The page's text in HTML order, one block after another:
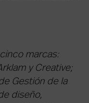
marcas:
y Creative;
Gestión de la
diseño,